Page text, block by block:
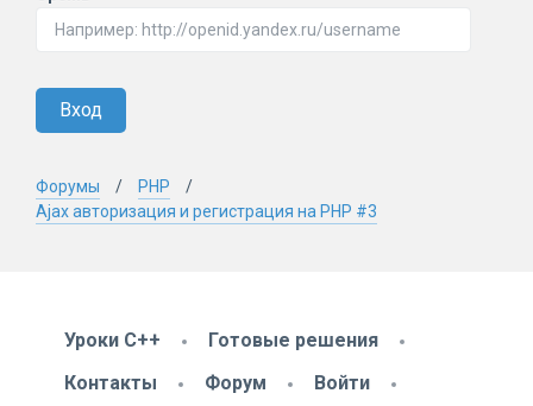
Вход
Форумы
PHP
Ajax авторизация и регистрация на PHP #3
Уроки C++
Готовые решения
Контакты
Форум Войти